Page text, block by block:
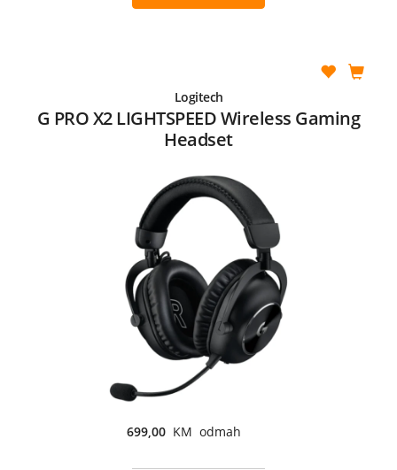
Logitech
G PRO X2 LIGHTSPEED Wireless Gaming
Headset
699,00 KM odmah